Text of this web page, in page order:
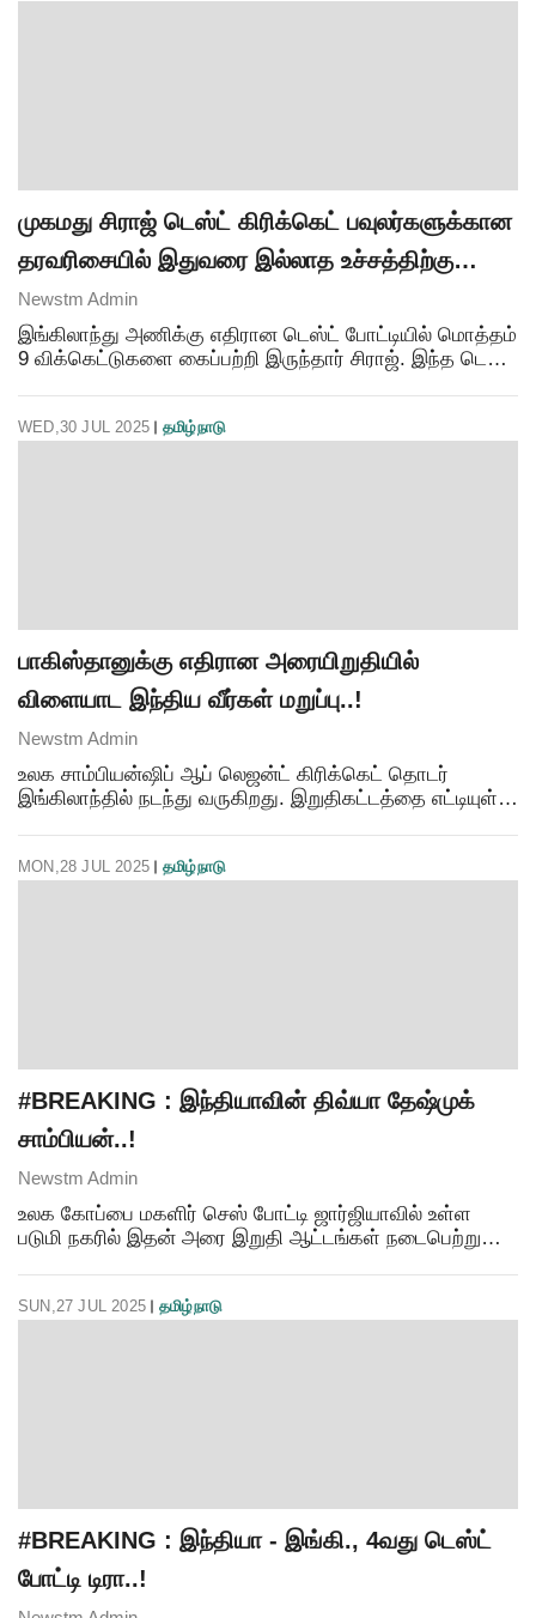
முகமது சிராஜ் டெஸ்ட் கிரிக்கெட் பவுலர்களுக்கான
தரவரிசையில் இதுவரை இல்லாத உச்சத்திற்கு
முன்னேற்றம்..!
Newstm Admin
இங்கிலாந்து அணிக்கு எதிரான டெஸ்ட் போட்டியில் மொத்தம்
9 விக்கெட்டுகளை கைப்பற்றி இருந்தார் சிராஜ். இந்த டெஸ்ட்
WED,30 JUL 2025 தமிழ்நாடு
பாகிஸ்தானுக்கு எதிரான அரையிறுதியில்
விளையாட இந்திய வீர்கள் மறுப்பு..!
Newstm Admin
உலக சாம்பியன்ஷிப் ஆப் லெஜன்ட் கிரிக்கெட் தொடர்
இங்கிலாந்தில் நடந்து வருகிறது. இறுதிகட்டத்தை எட்டியுள்ள
முன்னேறியுள
MON,28 JUL 2025 தமிழ்நாடு
#BREAKING : இந்தியாவின் திவ்யா தேஷ்முக்
சாம்பியன்..!
Newstm Admin
உலக கோப்பை மகளிர் செஸ் போட்டி ஜார்ஜியாவில் உள்ள
படுமி நகரில் இதன் அரை இறுதி ஆட்டங்கள் நடைபெற்று
இந்
SUN,27 JUL 2025 தமிழ்நாடு
#BREAKING : இந்தியா - இங்கி., 4வது டெஸ்ட்
போட்டி டிரா..!